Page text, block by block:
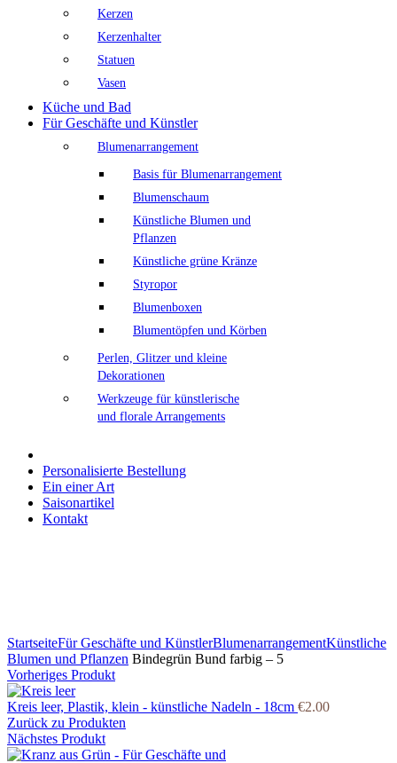
Kerzen
Kerzenhalter
Statuen
Vasen
Küche und Bad
Für Geschäfte und Künstler
Blumenarrangement
Basis für Blumenarrangement
Blumenschaum
Künstliche Blumen und
Pflanzen
Künstliche grüne Kränze
Styropor
Blumenboxen
Blumentöpfen und Körben
Perlen, Glitzer und kleine
Dekorationen
Werkzeuge für künstlerische
und florale Arrangements
Personalisierte Bestellung
Ein einer Art
Saisonartikel
Kontakt
StartseiteFür Geschäfte und KünstlerBlumenarrangementKünstliche
Blumen und Pflanzen Bindegrün Bund farbig – 5
Vorheriges Produkt
Kreis leer, Plastik, klein - künstliche Nadeln - 18cm €2.00
Zurück zu Produkten
Nächstes Produkt